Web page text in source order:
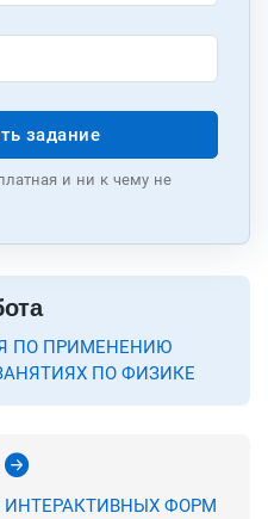
задание
и ни к чему не
ПО ПРИМЕНЕНИЮ
ПО ФИЗИКЕ
ФОРМ